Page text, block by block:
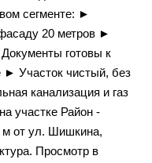
сегменте: ►
20 метров ►
готовы к
Участок чистый, без
канализация и газ
участке Район -
м от ул. Шишкина,
Просмотр в